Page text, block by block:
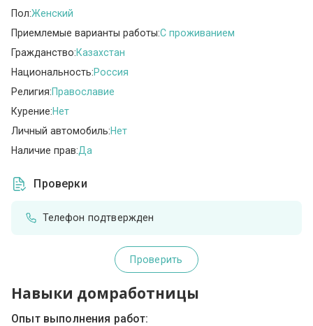
Пол:Женский
Приемлемые варианты работы:C проживанием
Гражданство:Казахстан
Национальность:Россия
Религия:Православие
Курение:Нет
Личный автомобиль:Нет
Наличие прав:Да
Проверки
Телефон подтвержден
Проверить
Навыки домработницы
Опыт выполнения работ: